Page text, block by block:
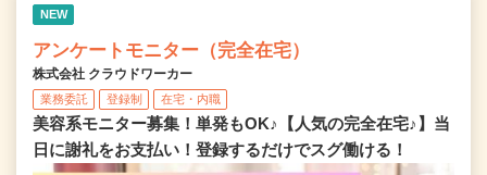
NEW
アンケートモニター（完全在宅）
株式会社 クラウドワーカー
業務委託 登録制 在宅・内職
美容系モニター募集！単発もOK♪【人気の完全在宅♪】当
日に謝礼をお支払い！登録するだけでスグ働ける！